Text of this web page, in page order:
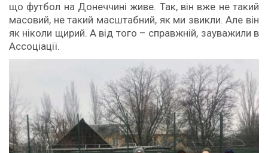
що футбол на Донеччині живе. Так, він вже не такий
масовий, не такий масштабний, як ми звикли. Але він
як ніколи щирий. А від того – справжній, зауважили в
Ассоціації.